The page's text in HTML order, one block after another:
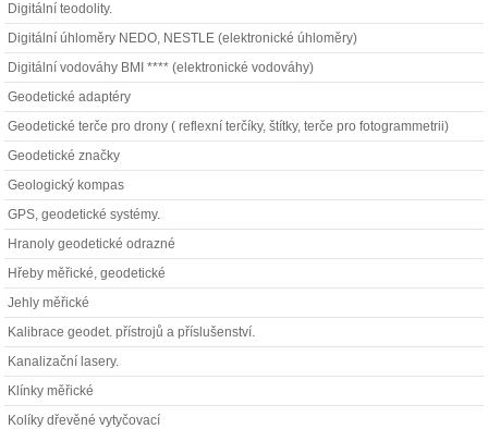
Digitální teodolity.
Digitální úhloměry NEDO, NESTLE (elektronické úhloměry)
Digitální vodováhy BMI **** (elektronické vodováhy)
Geodetické adaptéry
Geodetické terče pro drony ( reflexní terčíky, štítky, terče pro fotogrammetrii)
Geodetické značky
Geologický kompas
GPS, geodetické systémy.
Hranoly geodetické odrazné
Hřeby měřické, geodetické
Jehly měřické
Kalibrace geodet. přístrojů a příslušenství.
Kanalizační lasery.
Klínky měřické
Kolíky dřevěné vytyčovací